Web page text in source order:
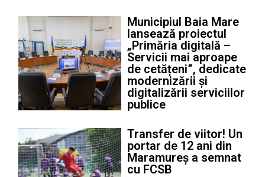
Municipiul Baia Mare
lansează proiectul
„Primăria digitală –
Servicii mai aproape
de cetățeni”, dedicate
modernizării și
digitalizării serviciilor
publice
Transfer de viitor! Un
portar de 12 ani din
Maramureș a semnat
cu FCSB